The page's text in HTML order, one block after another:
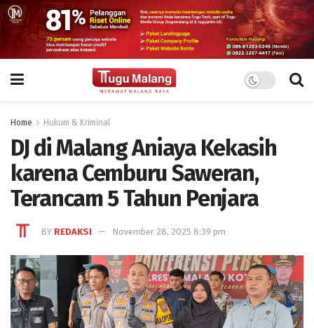
Home Hukum & Kriminal
DJ di Malang Aniaya Kekasih
karena Cemburu Saweran,
Terancam 5 Tahun Penjara
BY REDAKSI November 28, 2025 8:39 pm